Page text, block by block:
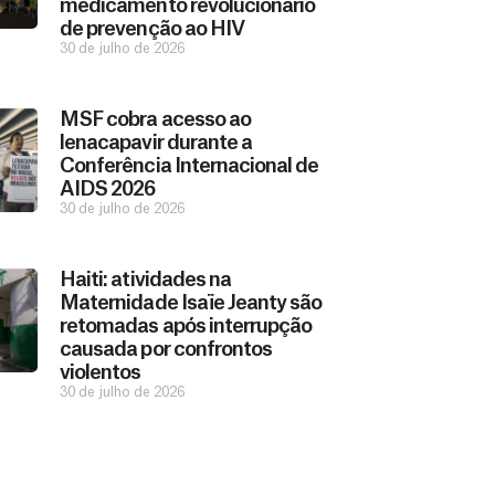
medicamento revolucionário
de prevenção ao HIV
30 de julho de 2026
MSF cobra acesso ao
lenacapavir durante a
Conferência Internacional de
AIDS 2026
30 de julho de 2026
Haiti: atividades na
Maternidade Isaïe Jeanty são
retomadas após interrupção
causada por confrontos
violentos
30 de julho de 2026